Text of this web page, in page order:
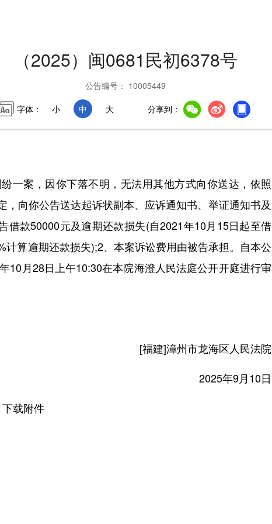
（2025）闽0681民初6378号
公告编号： 10005449
字体：
小 中 大 分享到：
案，因你下落不明，无法用其他方式向你送达，依照
，向你公告送达起诉状副本、应诉通知书、举证通知书及
借款50000元及逾期还款损失(自2021年10月15日起至借
算逾期还款损失);2、本案诉讼费用由被告承担。自本公
10月28日上午10:30在本院海澄人民法庭公开开庭进行审
[福建]漳州市龙海区人民法院
2025年9月10日
下载附件